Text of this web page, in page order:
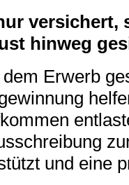
hinweg
Erwerb
und eine